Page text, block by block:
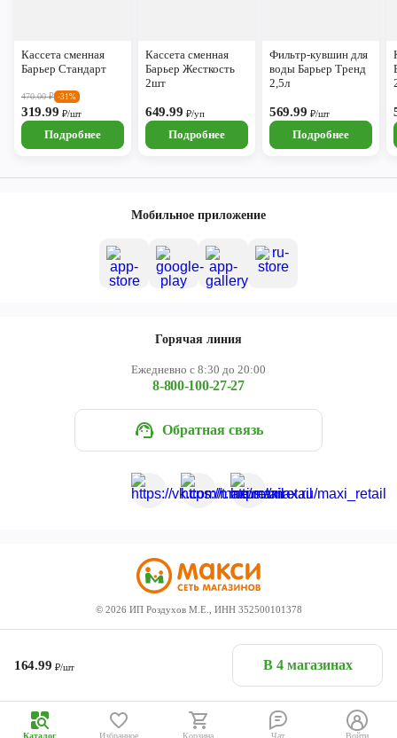
164.99 ₽/шт В 4 магазинах
Кассета сменная
Барьер Стандарт
470.00₽ -31%
319.99 ₽/шт
Подробнее
Кассета сменная
Барьер Жесткость
2шт
649.99 ₽/уп
Подробнее
Фильтр-кувшин для
воды Барьер Тренд
2,5л
569.99 ₽/шт
Подробнее
Мобильное приложение
Горячая линия
Ежедневно с 8:30 до 20:00
8-800-100-27-27
Обратная связь
© 2026 ИП Роздухов М.Е., ИНН 352500101378
Каталог Избранное Корзина Чат Войти